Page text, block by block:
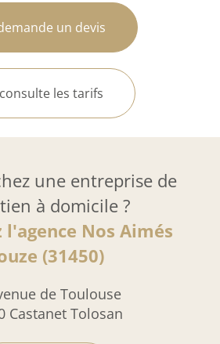
un devis
consulte les tarifs
une entreprise de
à domicile ?
l'agence Nos Aimés
(31450)
de Toulouse
Castanet Tolosan